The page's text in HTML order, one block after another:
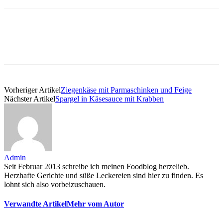
Vorheriger ArtikelZiegenkäse mit Parmaschinken und Feige
Nächster ArtikelSpargel in Käsesauce mit Krabben
Admin
Seit Februar 2013 schreibe ich meinen Foodblog herzelieb.
Herzhafte Gerichte und süße Leckereien sind hier zu finden. Es
lohnt sich also vorbeizuschauen.
Verwandte ArtikelMehr vom Autor